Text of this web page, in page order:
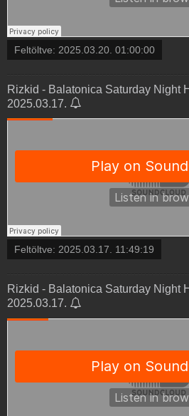
Feltöltve: 2025.03.20. 01:00:00
Rizkid - Balatonica Saturday Night
2025.03.17.
Feltöltve: 2025.03.17. 11:49:19
Rizkid - Balatonica Saturday Night
2025.03.17.